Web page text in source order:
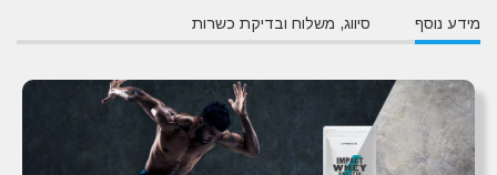
מידע נוסף סיווג, משלוח ובדיקת כשרות